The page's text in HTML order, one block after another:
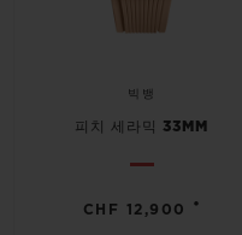
빅뱅
피치 세라믹 33MM
CHF 12,900 •